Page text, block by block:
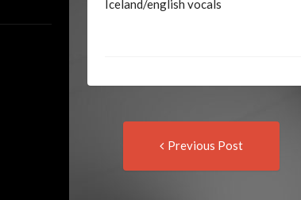
Iceland/english vocals
Post
navigation
Previous Post